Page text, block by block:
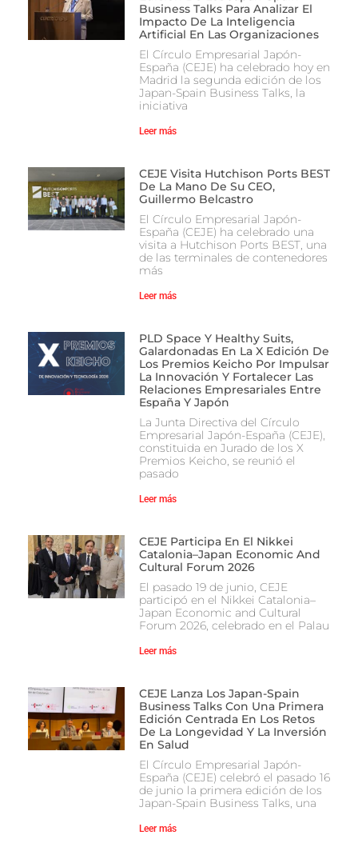
Business Talks Para Analizar El
Impacto De La Inteligencia
Artificial En Las Organizaciones
El Círculo Empresarial Japón-
España (CEJE) ha celebrado hoy en
Madrid la segunda edición de los
Japan-Spain Business Talks, la
iniciativa
Leer más
CEJE Visita Hutchison Ports BEST
De La Mano De Su CEO,
Guillermo Belcastro
El Círculo Empresarial Japón-
España (CEJE) ha celebrado una
visita a Hutchison Ports BEST, una
de las terminales de contenedores
más
Leer más
PLD Space Y Healthy Suits,
Galardonadas En La X Edición De
Los Premios Keicho Por Impulsar
La Innovación Y Fortalecer Las
Relaciones Empresariales Entre
España Y Japón
La Junta Directiva del Círculo
Empresarial Japón-España (CEJE),
constituida en Jurado de los X
Premios Keicho, se reunió el
pasado
Leer más
CEJE Participa En El Nikkei
Catalonia–Japan Economic And
Cultural Forum 2026
El pasado 19 de junio, CEJE
participó en el Nikkei Catalonia–
Japan Economic and Cultural
Forum 2026, celebrado en el Palau
Leer más
CEJE Lanza Los Japan-Spain
Business Talks Con Una Primera
Edición Centrada En Los Retos
De La Longevidad Y La Inversión
En Salud
El Círculo Empresarial Japón-
España (CEJE) celebró el pasado 16
de junio la primera edición de los
Japan-Spain Business Talks, una
Leer más